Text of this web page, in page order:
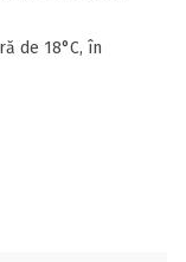
de 18°C, în